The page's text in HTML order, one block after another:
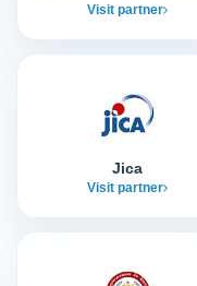
Visit partner
Jica
Visit partner